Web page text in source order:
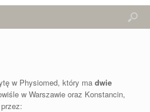
w Physiomed, który ma dwie
w Warszawie oraz Konstancin,